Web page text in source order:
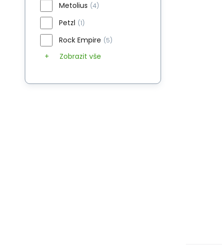
Metolius (4)
Petzl (1)
Rock Empire (5)
Zobrazit vše